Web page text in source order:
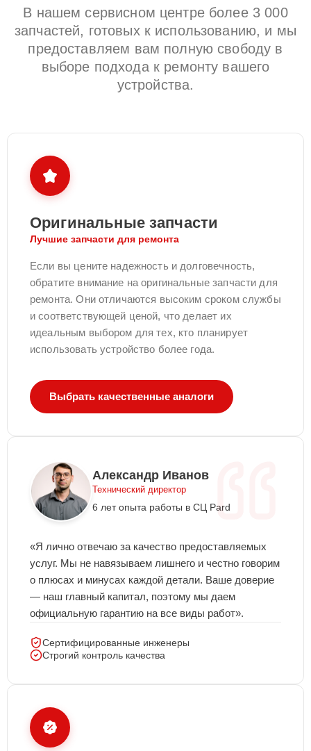
В нашем сервисном центре более 3 000
запчастей, готовых к использованию, и мы
предоставляем вам полную свободу в
выборе подхода к ремонту вашего
устройства.
Оригинальные запчасти
Лучшие запчасти для ремонта
Если вы цените надежность и долговечность,
обратите внимание на оригинальные запчасти для
ремонта. Они отличаются высоким сроком службы
и соответствующей ценой, что делает их
идеальным выбором для тех, кто планирует
использовать устройство более года.
Выбрать качественные аналоги
Александр Иванов
Технический директор
6 лет опыта работы в СЦ Pard
«Я лично отвечаю за качество предоставляемых
услуг. Мы не навязываем лишнего и честно говорим
о плюсах и минусах каждой детали. Ваше доверие
— наш главный капитал, поэтому мы даем
официальную гарантию на все виды работ».
Сертифицированные инженеры
Строгий контроль качества